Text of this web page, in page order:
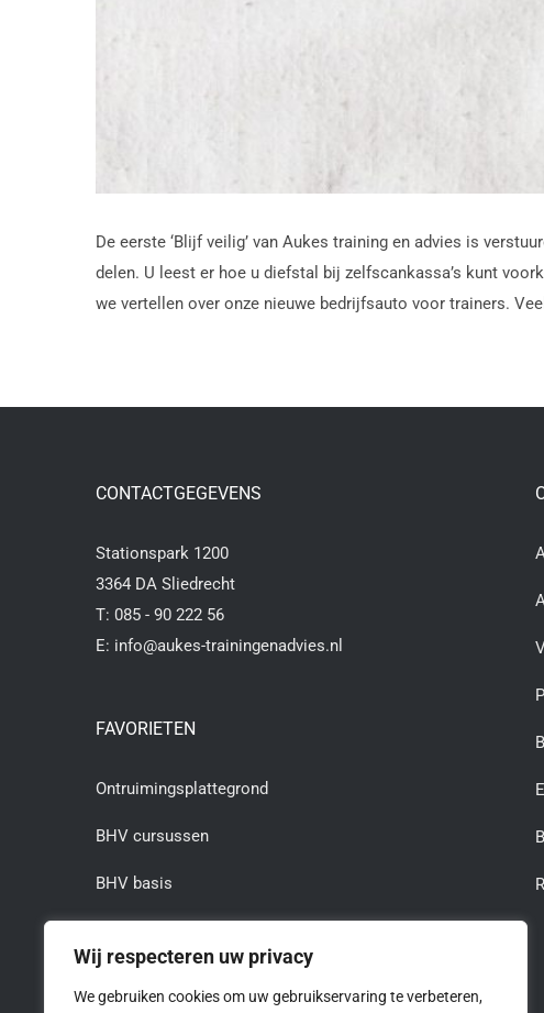
Wij respecteren uw privacy
We gebruiken cookies om uw gebruikservaring te verbeteren,
De eerste ‘Blijf veilig’ van Aukes training en advies is
delen. U leest er hoe u diefstal bij zelfscankassa’s kunt
we vertellen over onze nieuwe bedrijfsauto voor trainers.
CONTACTGEGEVENS
Stationspark 1200
3364 DA Sliedrecht
T: 085 - 90 222 56
E: info@aukes-trainingenadvies.nl
FAVORIETEN
Ontruimingsplattegrond
BHV cursussen
BHV basis